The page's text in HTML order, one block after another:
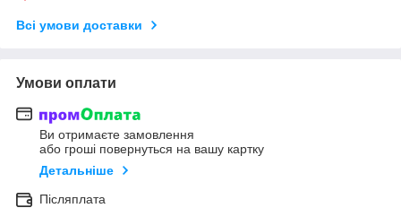
Всі умови доставки
Умови оплати
Ви отримаєте замовлення
або гроші повернуться на вашу картку
Детальніше
Післяплата